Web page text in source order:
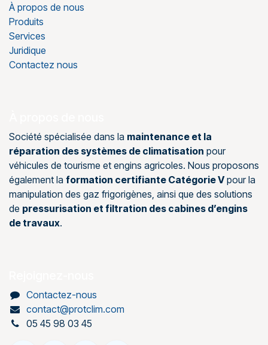
À propos de nous
Produits
Services
Juridique
Contactez nous
Société spécialisée dans la maintenance et la
réparation des systèmes de climatisation pour
véhicules de tourisme et engins agricoles. Nous proposons
également la formation certifiante Catégorie Vpour la
manipulation des gaz frigorigènes, ainsi que des solutions
de pressurisation et filtration des cabines d’engins
de travaux.
Contactez-nous
contact@protclim.com
05 45 98 03 45